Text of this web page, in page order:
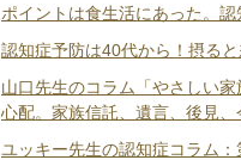
ポイントは食生活にあった。
認知症予防は40代から！摂ると
山口先生のコラム「やさしい
心配。家族信託、遺言、後見
ユッキー先生の認知症コラム